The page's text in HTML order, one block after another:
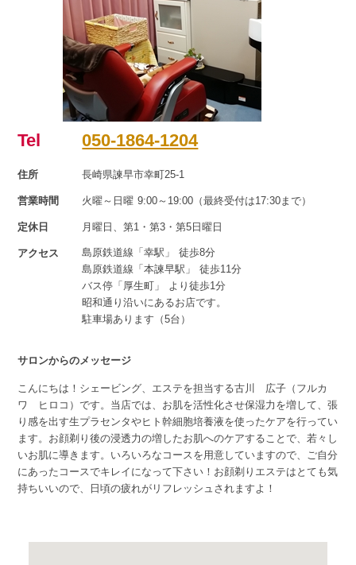
Tel 050-1864-1204
住所 長崎県諫早市幸町25-1
営業時間 火曜～日曜 9:00～19:00（最終受付は17:30まで）
定休日 月曜日、第1・第3・第5日曜日
アクセス
島原鉄道線「幸駅」 徒歩8分
島原鉄道線「本諫早駅」 徒歩11分
バス停「厚生町」 より徒歩1分
昭和通り沿いにあるお店です。
駐車場あります（5台）
サロンからのメッセージ
こんにちは！シェービング、エステを担当する古川 広子（フルカ
ワ ヒロコ）です。当店では、お肌を活性化させ保湿力を増して、張
り感を出す生プラセンタやヒト幹細胞培養液を使ったケアを行ってい
ます。お顔剃り後の浸透力の増したお肌へのケアすることで、若々し
いお肌に導きます。いろいろなコースを用意していますので、ご自分
にあったコースでキレイになって下さい！お顔剃りエステはとても気
持ちいいので、日頃の疲れがリフレッシュされますよ！